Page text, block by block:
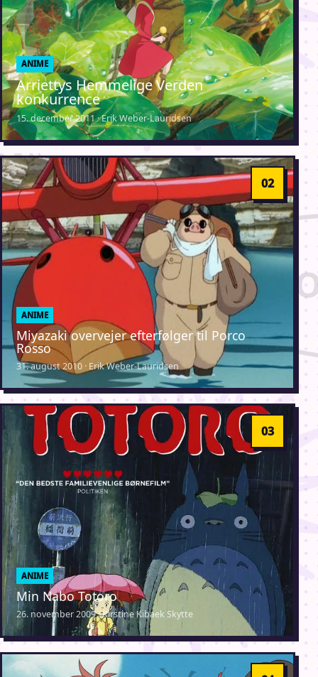
ANIME
Arriettys Hemmelige Verden
konkurrence
15. december 2011 · Erik Weber-Lauridsen
ANIME
Miyazaki overvejer efterfølger til Porco
Rosso
31. august 2010 · Erik Weber-Lauridsen
ANIME
Min Nabo Totoro
26. november 2009 · Kirstine Kibaek Skytte